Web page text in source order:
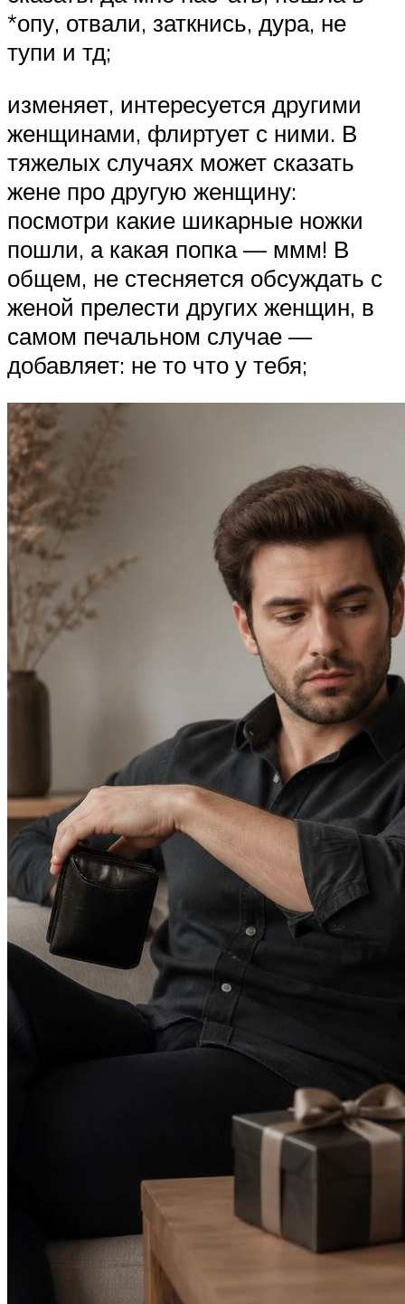
*опу, отвали, заткнись, дура, не
тупи и тд;
изменяет, интересуется другими
женщинами, флиртует с ними. В
тяжелых случаях может сказать
жене про другую женщину:
посмотри какие шикарные ножки
пошли, а какая попка — ммм! В
общем, не стесняется обсуждать с
женой прелести других женщин, в
самом печальном случае —
добавляет: не то что у тебя;